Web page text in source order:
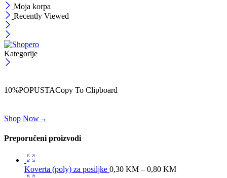
Moja korpa
Recently Viewed
Kategorije
10%POPUSTACopy To Clipboard
Shop Now→
Preporučeni proizvodi
Koverta (poly) za posiljke 0,30 KM – 0,80 KM